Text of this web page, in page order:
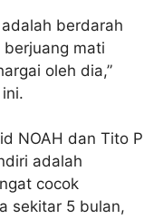
berdarah
mati
oleh dia,”
NOAH dan Tito P
adalah
cocok
sekitar 5 bulan,